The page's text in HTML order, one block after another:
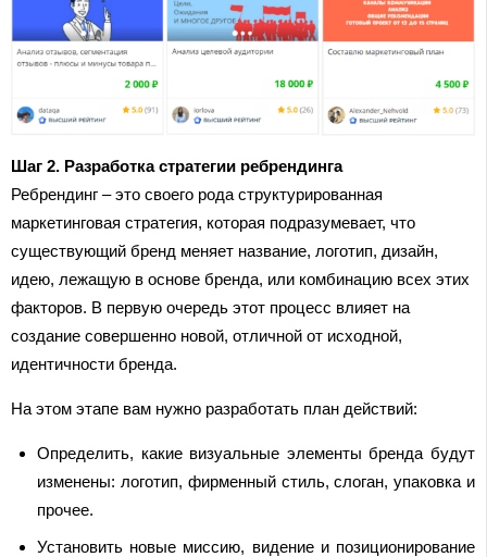
Шаг 2. Разработка стратегии ребрендинга
Ребрендинг – это своего рода структурированная
маркетинговая стратегия, которая подразумевает, что
существующий бренд меняет название, логотип, дизайн,
идею, лежащую в основе бренда, или комбинацию всех этих
факторов. В первую очередь этот процесс влияет на
создание совершенно новой, отличной от исходной,
идентичности бренда.
На этом этапе вам нужно разработать план действий:
Определить, какие визуальные элементы бренда будут
изменены: логотип, фирменный стиль, слоган, упаковка и
прочее.
Установить новые миссию, видение и позиционирование